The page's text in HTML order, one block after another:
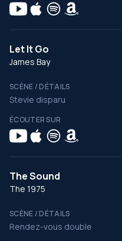
Let It Go
James Bay
SCÈNE / DÉTAILS
Stevie disparu
ÉCOUTER SUR
The Sound
The 1975
SCÈNE / DÉTAILS
Rendez-vous double